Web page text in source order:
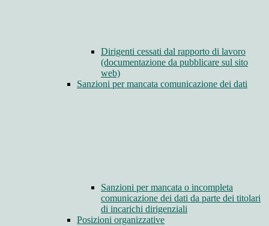
Dirigenti cessati dal rapporto di lavoro
(documentazione da pubblicare sul sito
web)
Sanzioni per mancata comunicazione dei dati
Sanzioni per mancata o incompleta
comunicazione dei dati da parte dei titolari
di incarichi dirigenziali
Posizioni organizzative